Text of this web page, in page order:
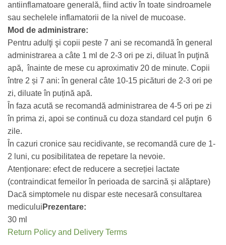
antiinflamatoare generală, fiind activ în toate sindroamele
sau sechelele inflamatorii de la nivel de mucoase.
Mod de administrare:
Pentru adulţi şi copii peste 7 ani se recomandă în general
administrarea a câte 1 ml de 2-3 ori pe zi, diluat în puţină
apă, înainte de mese cu aproximativ 20 de minute. Copii
între 2 și 7 ani: în general câte 10-15 picături de 2-3 ori pe
zi, diluate în puțină apă.
În faza acută se recomandă administrarea de 4-5 ori pe zi
în prima zi, apoi se continuă cu doza standard cel puţin 6
zile.
În cazuri cronice sau recidivante, se recomandă cure de 1-
2 luni, cu posibilitatea de repetare la nevoie.
Atenționare: efect de reducere a secreției lactate
(contraindicat femeilor în perioada de sarcină și alăptare)
Dacă simptomele nu dispar este necesară consultarea
medicului Prezentare:
30 ml
Return Policy and Delivery Terms